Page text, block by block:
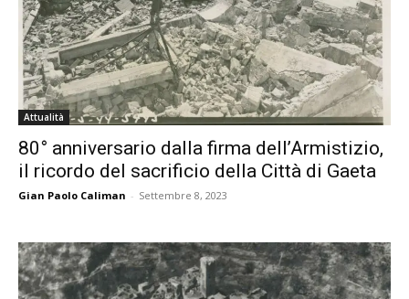
Attualità
80° anniversario dalla firma dell’Armistizio,
il ricordo del sacrificio della Città di Gaeta
Gian Paolo Caliman - Settembre 8, 2023